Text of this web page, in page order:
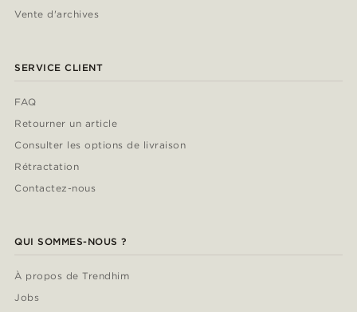
Vente d'archives
SERVICE CLIENT
FAQ
Retourner un article
Consulter les options de livraison
Rétractation
Contactez-nous
QUI SOMMES-NOUS ?
À propos de Trendhim
Jobs